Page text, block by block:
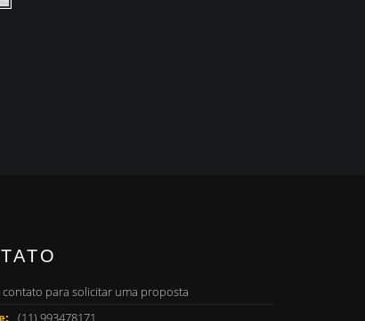
contato para solicitar uma proposta
(11) 993478171